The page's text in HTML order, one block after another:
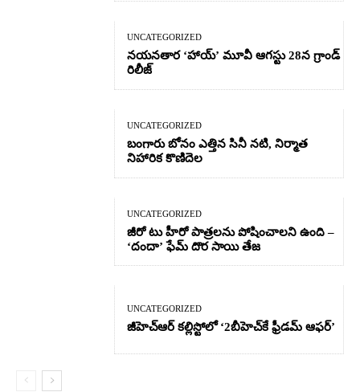
UNCATEGORIZED
నయనతార ‘హాయ్’ మూవీ ఆగస్టు 28న గ్రాండ్
రిలీజ్
UNCATEGORIZED
బంగారు బోనం ఎత్తిన సినీ నటి, నిర్మాత
నిహారిక కొణిదెల
UNCATEGORIZED
జీరో టు హీరో పాత్రలను పోషించాలని ఉంది –
‘దందా’ ఫేమ్ దొర సాయి తేజ
UNCATEGORIZED
జీహెచ్ఆర్‌ కల్లిస్టోలో ‘2బీహెచ్‌కే ఫ్రీడమ్ ఆఫర్’